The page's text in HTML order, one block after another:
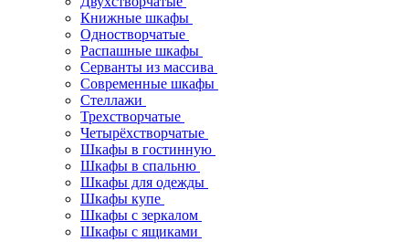
Книжные шкафы
Одностворчатые
Распашные шкафы
Серванты из массива
Современные шкафы
Стеллажи
Трехстворчатые
Четырёхстворчатые
Шкафы в гостинную
Шкафы в спальню
Шкафы для одежды
Шкафы купе
Шкафы с зеркалом
Шкафы с ящиками